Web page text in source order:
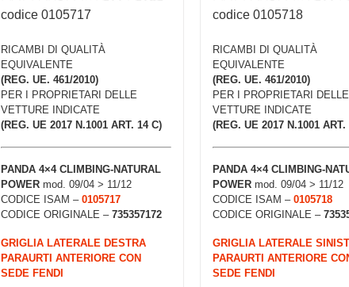
codice 0105717
RICAMBI DI QUALITÀ
EQUIVALENTE
(REG. UE. 461/2010)
PER I PROPRIETARI DELLE
VETTURE INDICATE
(REG. UE 2017 N.1001 ART. 14 C)
PANDA 4×4 CLIMBING-NATURAL
POWER mod. 09/04 > 11/12
CODICE ISAM – 0105717
CODICE ORIGINALE – 735357172
GRIGLIA LATERALE DESTRA
PARAURTI ANTERIORE CON
SEDE FENDI
codice 0105718
RICAMBI DI QUALITÀ
EQUIVALENTE
(REG. UE. 461/2010)
PER I PROPRIETARI DELLE
VETTURE INDICATE
(REG. UE 2017 N.1001 ART.
PANDA 4×4 CLIMBING-
POWERmod. 09/04 > 11/12
CODICE ISAM – 0105718
CODICE ORIGINALE –
GRIGLIA LATERALE
PARAURTI ANTERIORE
SEDE FENDI